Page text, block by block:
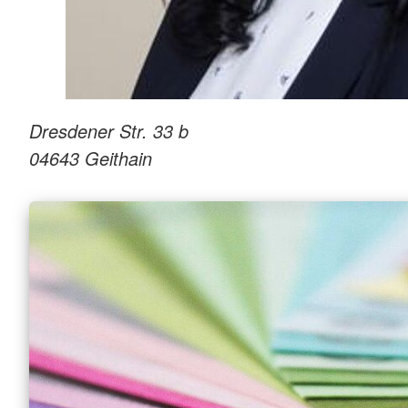
Dresdener Str. 33 b
04643 Geithain